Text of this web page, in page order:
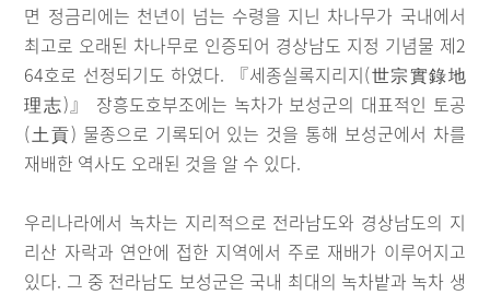
면 정금리에는 천년이 넘는 수령을 지닌 차나무가 국내에서
최고로 오래된 차나무로 인증되어 경상남도 지정 기념물 제2
64호로 선정되기도 하였다. 『세종실록지리지(世宗實錄地
理志)』 장흥도호부조에는 녹차가 보성군의 대표적인 토공
(土貢) 물종으로 기록되어 있는 것을 통해 보성군에서 차를
재배한 역사도 오래된 것을 알 수 있다.
우리나라에서 녹차는 지리적으로 전라남도와 경상남도의 지
리산 자락과 연안에 접한 지역에서 주로 재배가 이루어지고
있다. 그 중 전라남도 보성군은 국내 최대의 녹차밭과 녹차 생